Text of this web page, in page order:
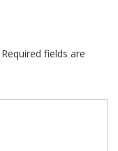
fields are